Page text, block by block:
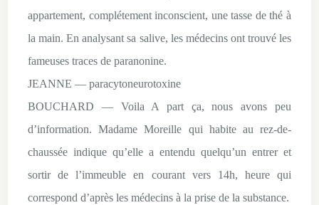
appartement, complétement inconscient, une tasse de thé à
la main. En analysant sa salive, les médecins ont trouvé les
fameuses traces de paranonine.
JEANNE — paracytoneurotoxine
BOUCHARD — Voila A part ça, nous avons peu
d’information. Madame Moreille qui habite au rez-de-
chaussée indique qu’elle a entendu quelqu’un entrer et
sortir de l’immeuble en courant vers 14h, heure qui
correspond d’après les médecins à la prise de la substance.